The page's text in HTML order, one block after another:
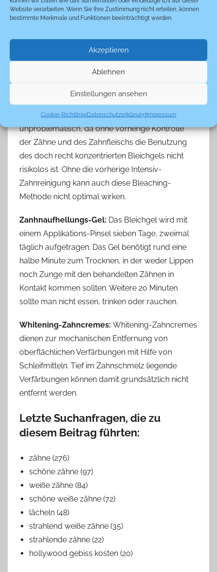
Website verarbeiten. Wenn Sie Ihre Zustimmung nicht erteilen, können
bestimmte Merkmale und Funktionen beeinträchtigt werden.
Akzeptieren
Ablehnen
Einstellungen ansehen
Cookie-RichtlinieDatenschutzerklärungImpressum
müssen sie für ein perfektes Ergebnis von allen
Zahnschienen die mit Bleichgel
(ca. 22% Bleichmittel) gefüllt werden. Um die
Schienen zunächst an das individuelle Gebiss
Zahnärzten ist diese Methode nicht ganz
unproblematisch, da ohne vorherige Kontrolle
der Zähne und des Zahnfleischs die Benutzung
des doch recht konzentrierten Bleichgels nicht
risikolos ist. Ohne die vorherige Intensiv-
Zahnreinigung kann auch diese Bleaching-
Methode nicht optimal wirken.
Zanhnaufhellungs-Gel: Das Bleichgel wird mit
einem Applikations-Pinsel sieben Tage, zweimal
täglich aufgetragen. Das Gel benötigt rund eine
halbe Minute zum Trocknen, in der weder Lippen
noch Zunge mit den behandelten Zähnen in
Kontakt kommen sollten. Weitere 20 Minuten
sollte man nicht essen, trinken oder rauchen.
Whitening-Zahncremes: Whitening-Zahncremes
dienen zur mechanischen Entfernung von
oberflächlichen Verfärbungen mit Hilfe von
Schleifmitteln. Tief im Zahnschmelz liegende
Verfärbungen können damit grundsätzlich nicht
entfernt werden.
Letzte Suchanfragen, die zu
diesem Beitrag führten:
zähne (276)
schöne zähne (97)
weiße zähne (84)
schöne weiße zähne (72)
lächeln (48)
strahlend weiße zähne (35)
strahlende zähne (22)
hollywood gebiss kosten (20)